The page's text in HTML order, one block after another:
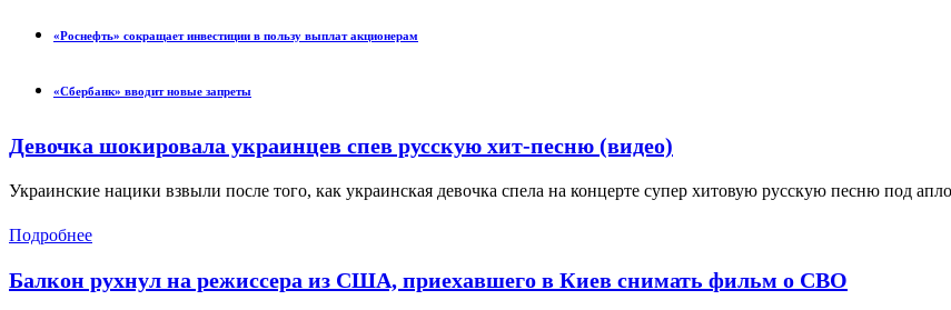
«Роснефть» сокращает инвестиции в пользу выплат акционерам
«Сбербанк» вводит новые запреты
Девочка шокировала украинцев спев русскую хит-песню (видео)
Украинские нацики взвыли после того, как украинская девочка спела на концерте супер хитовую русскую песню под
Подробнее
Балкон рухнул на режиссера из США, приехавшего в Киев снимать фильм о СВО